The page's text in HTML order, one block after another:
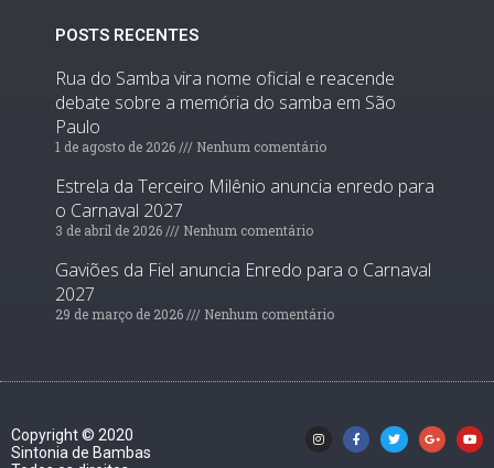
POSTS RECENTES
Rua do Samba vira nome oficial e reacende
debate sobre a memória do samba em São
Paulo
1 de agosto de 2026 Nenhum comentário
Estrela da Terceiro Milênio anuncia enredo para
o Carnaval 2027
3 de abril de 2026 Nenhum comentário
Gaviões da Fiel anuncia Enredo para o Carnaval
2027
29 de março de 2026 Nenhum comentário
Copyright © 2020
Sintonia de Bambas